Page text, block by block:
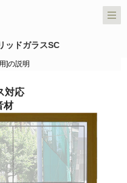
ッドガラスSC
]の説明
対応
材